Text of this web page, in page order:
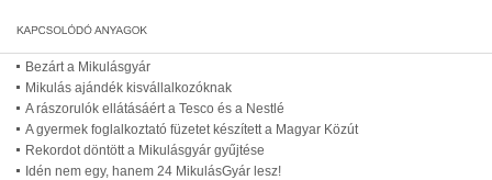
Bezárt a Mikulásgyár
Mikulás ajándék kisvállalkozóknak
A rászorulók ellátásáért a Tesco és a Nestlé
A gyermek foglalkoztató füzetet készített a Magyar Közút
Rekordot döntött a Mikulásgyár gyűjtése
Idén nem egy, hanem 24 MikulásGyár lesz!